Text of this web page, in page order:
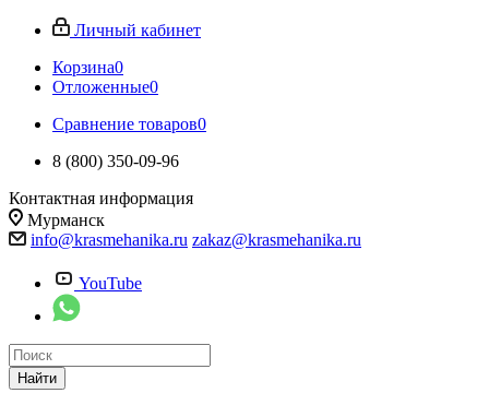
Личный кабинет
Корзина0
Отложенные0
Сравнение товаров0
8 (800) 350-09-96
Контактная информация
Мурманск
info@krasmehanika.ru zakaz@krasmehanika.ru
YouTube
Найти